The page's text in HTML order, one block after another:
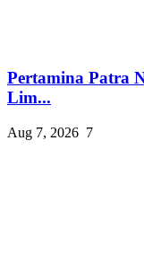
Pertamina Patra
Lim...
Aug 7, 2026 7